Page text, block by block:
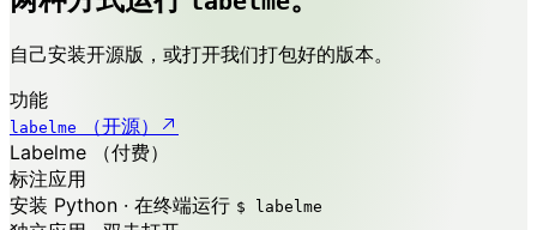
自己安装开源版，或打开我们打包好的版本。
功能
labelme
（开源）
Labelme
（付费）
标注应用
安装 Python · 在终端运行 $ labelme